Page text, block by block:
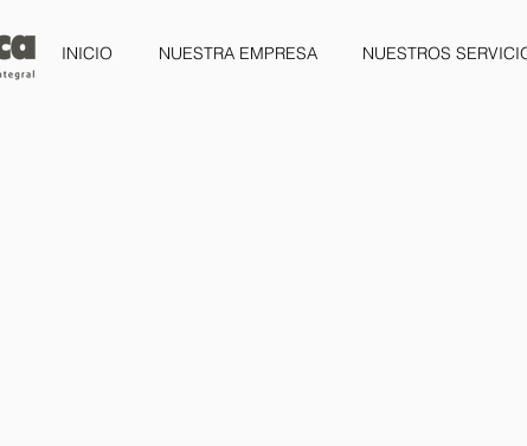
INICIO NUESTRA EMPRESA NUESTROS